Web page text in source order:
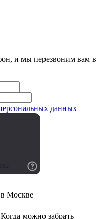
и мы перезвоним вам в
данных
в Москве
Когда можно забрать